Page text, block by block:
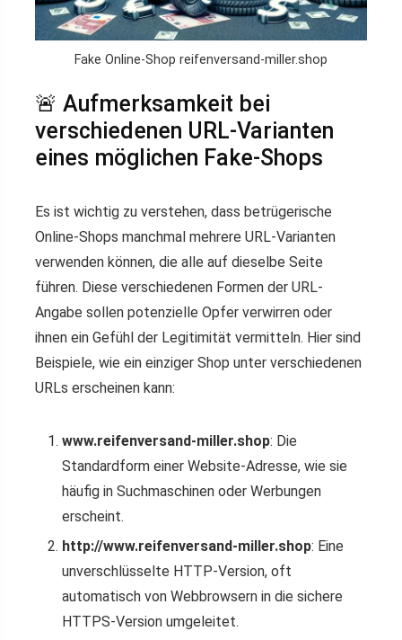
Fake Online-Shop reifenversand-miller.shop
🚨 Aufmerksamkeit bei
verschiedenen URL-Varianten
eines möglichen Fake-Shops
Es ist wichtig zu verstehen, dass betrügerische
Online-Shops manchmal mehrere URL-Varianten
verwenden können, die alle auf dieselbe Seite
führen. Diese verschiedenen Formen der URL-
Angabe sollen potenzielle Opfer verwirren oder
ihnen ein Gefühl der Legitimität vermitteln. Hier sind
Beispiele, wie ein einziger Shop unter verschiedenen
URLs erscheinen kann:
www.reifenversand-miller.shop: Die
Standardform einer Website-Adresse, wie sie
häufig in Suchmaschinen oder Werbungen
erscheint.
http://www.reifenversand-miller.shop: Eine
unverschlüsselte HTTP-Version, oft
automatisch von Webbrowsern in die sichere
HTTPS-Version umgeleitet.